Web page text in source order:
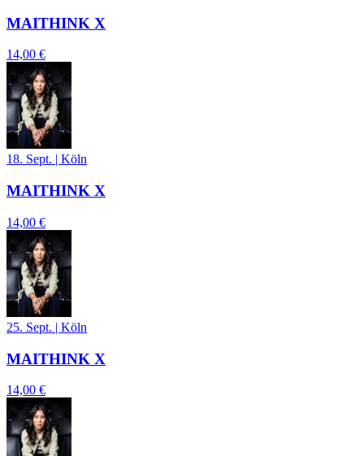
MAITHINK X
14,00 €
18. Sept. Köln
MAITHINK X
14,00 €
25. Sept. | Köln
MAITHINK X
14,00 €